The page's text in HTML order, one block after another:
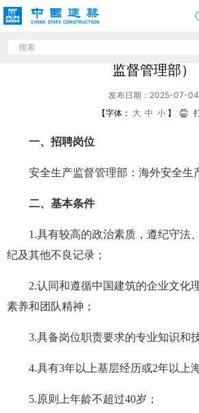
中国建筑股份有限公司岗位招
监督管理部）
发布日期：2025-07-04
【字体： 大 中 小 】
一、招聘岗位
安全生产监督管理部：海外安全生
二、基本条件
1.具有较高的政治素质，遵纪守法
纪及其他不良记录；
2.认同和遵循中国建筑的企业文化
素养和团队精神；
3.具备岗位职责要求的专业知识和技
4.具有3年以上基层经历或2年以上海
5.原则上年龄不超过40岁；